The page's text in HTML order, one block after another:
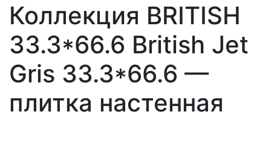
Коллекция BRITISH
33.3*66.6 British Jet
Gris 33.3*66.6 —
плитка настенная